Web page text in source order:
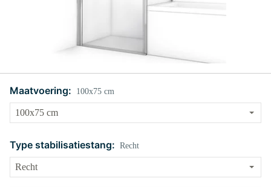
Maatvoering: 100x75 cm
Type stabilisatiestang: Recht